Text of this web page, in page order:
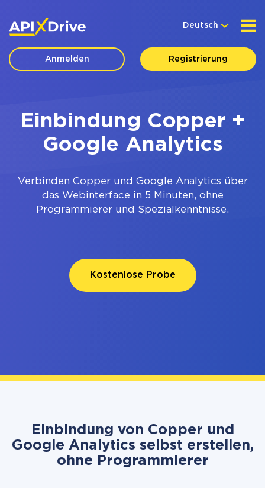
Deutsch
Anmelden Registrierung
Einbindung Copper +
Google Analytics
Verbinden Copperund Google Analytics über
das Webinterface in 5 Minuten, ohne
Programmierer und Spezialkenntnisse.
Kostenlose Probe
Einbindung von Copper und
Google Analytics selbst erstellen,
ohne Programmierer